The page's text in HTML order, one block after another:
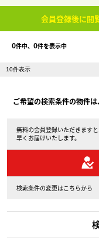
会員登録後に閲
0件中、 0件を表示中
ご希望の検索条件の物件
無料の会員登録いただきます
早くお届けいたします。
検索条件の変更はこちらから